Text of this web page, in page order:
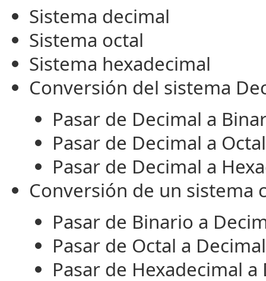
Sistema decimal
Sistema octal
Sistema hexadecimal
Conversión del sistema
Pasar de Decimal a
Pasar de Decimal a Octal
Pasar de Decimal a
Conversión de un sistema
Pasar de Binario a
Pasar de Octal a Decimal
Pasar de Hexadecimal a